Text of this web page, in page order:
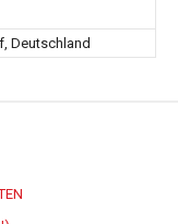
Deutschland